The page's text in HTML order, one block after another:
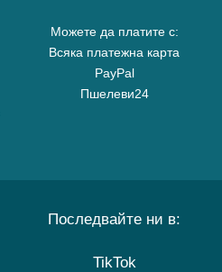
Можете да платите с:
Всяка платежна карта
PayPal
Пшелеви24
Последвайте ни в:
TikTok